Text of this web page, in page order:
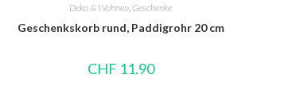
Deko & Wohnen Geschenke
Geschenkskorb rund, Paddigrohr 20 cm
CHF 11.90